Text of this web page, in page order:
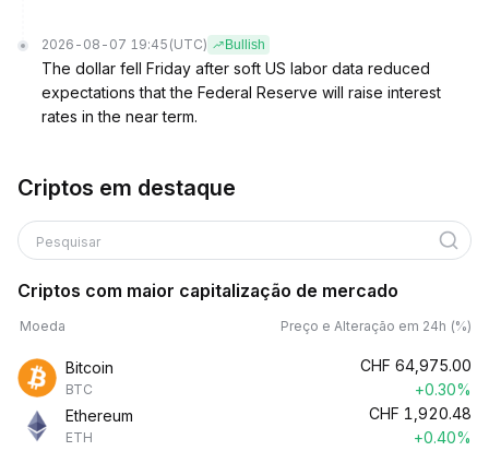
2026-08-07 19:45 (UTC) Bullish
The dollar fell Friday after soft US labor data reduced
expectations that the Federal Reserve will raise interest
rates in the near term.
Criptos em destaque
Pesquisar
Criptos com maior capitalização de mercado
Moeda Preço e Alteração em 24h (%)
Bitcoin
BTC
CHF 64,975.00
+0.30%
Ethereum
ETH
CHF 1,920.48
+0.40%